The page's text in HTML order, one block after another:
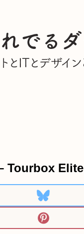
Tourbox Elite